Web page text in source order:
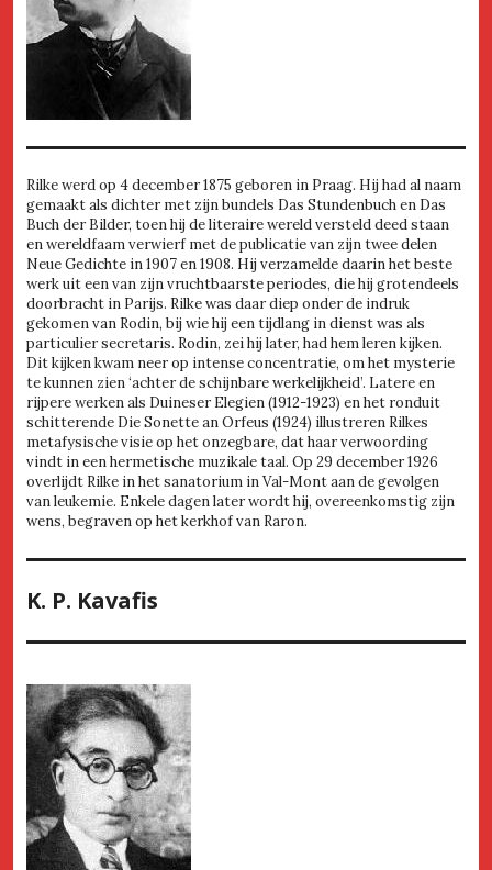
Rilke werd op 4 december 1875 geboren in Praag. Hij had al naam
gemaakt als dichter met zijn bundels Das Stundenbuch en Das
Buch der Bilder, toen hij de literaire wereld versteld deed staan
en wereldfaam verwierf met de publicatie van zijn twee delen
Neue Gedichte in 1907 en 1908. Hij verzamelde daarin het beste
werk uit een van zijn vruchtbaarste periodes, die hij grotendeels
doorbracht in Parijs. Rilke was daar diep onder de indruk
gekomen van Rodin, bij wie hij een tijdlang in dienst was als
particulier secretaris. Rodin, zei hij later, had hem leren kijken.
Dit kijken kwam neer op intense concentratie, om het mysterie
te kunnen zien ‘achter de schijnbare werkelijkheid’. Latere en
rijpere werken als Duineser Elegien (1912-1923) en het ronduit
schitterende Die Sonette an Orfeus (1924) illustreren Rilkes
metafysische visie op het onzegbare, dat haar verwoording
vindt in een hermetische muzikale taal. Op 29 december 1926
overlijdt Rilke in het sanatorium in Val-Mont aan de gevolgen
van leukemie. Enkele dagen later wordt hij, overeenkomstig zijn
wens, begraven op het kerkhof van Raron.
K. P. Kavafis